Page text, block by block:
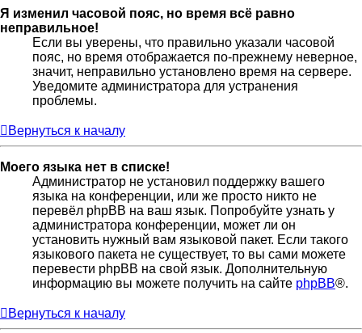
Я изменил часовой пояс, но время всё равно
неправильное!
Если вы уверены, что правильно указали часовой
пояс, но время отображается по-прежнему неверное,
значит, неправильно установлено время на сервере.
Уведомите администратора для устранения
проблемы.
Вернуться к началу
Моего языка нет в списке!
Администратор не установил поддержку вашего
языка на конференции, или же просто никто не
перевёл phpBB на ваш язык. Попробуйте узнать у
администратора конференции, может ли он
установить нужный вам языковой пакет. Если такого
языкового пакета не существует, то вы сами можете
перевести phpBB на свой язык. Дополнительную
информацию вы можете получить на сайте phpBB®.
Вернуться к началу